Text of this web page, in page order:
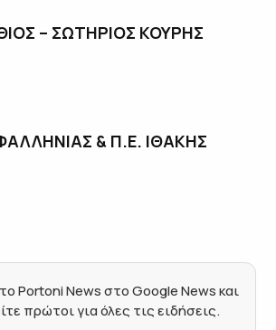
– ΣΩΤΗΡΙΟΣ ΚΟΥΡΗΣ
& Π.Ε. ΙΘΑΚΗΣ
Portoni News στο Google News και
πρώτοι για όλες τις ειδήσεις.